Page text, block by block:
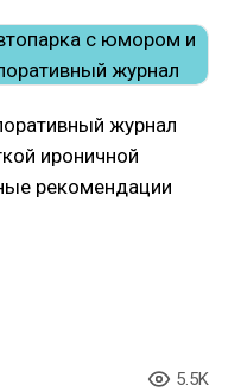
журнал
ироничной
рекомендации
5.5K